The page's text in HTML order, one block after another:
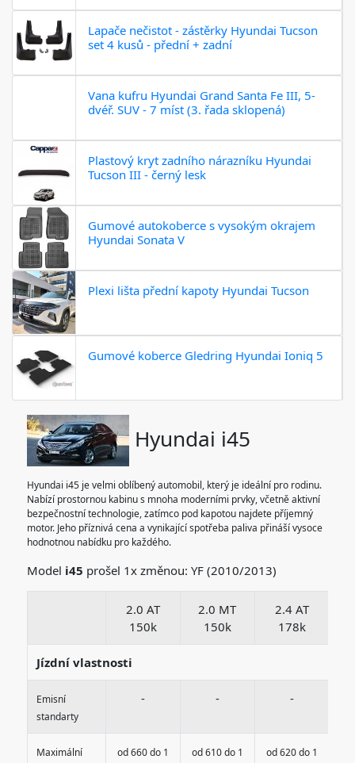
Lapače nečistot - zástěrky Hyundai Tucson
set 4 kusů - přední + zadní
Vana kufru Hyundai Grand Santa Fe III, 5-
dvéř. SUV - 7 míst (3. řada sklopená)
Plastový kryt zadního nárazníku Hyundai
Tucson III - černý lesk
Gumové autokoberce s vysokým okrajem
Hyundai Sonata V
Plexi lišta přední kapoty Hyundai Tucson
Gumové koberce Gledring Hyundai Ioniq 5
Hyundai i45
Hyundai i45 je velmi oblíbený automobil, který je ideální pro rodinu.
Nabízí prostornou kabinu s mnoha moderními prvky, včetně aktivní
bezpečnostní technologie, zatímco pod kapotou najdete příjemný
motor. Jeho příznivá cena a vynikající spotřeba paliva přináší vysoce
hodnotnou nabídku pro každého.
Model i45 prošel 1x změnou: YF (2010/2013)
2.0 AT
150k
2.0 MT
150k
2.4 AT
178k
Jízdní vlastnosti
Emisní
standarty
- - -
Maximální
od 660 do 1
od 610 do 1
od 620 do 1